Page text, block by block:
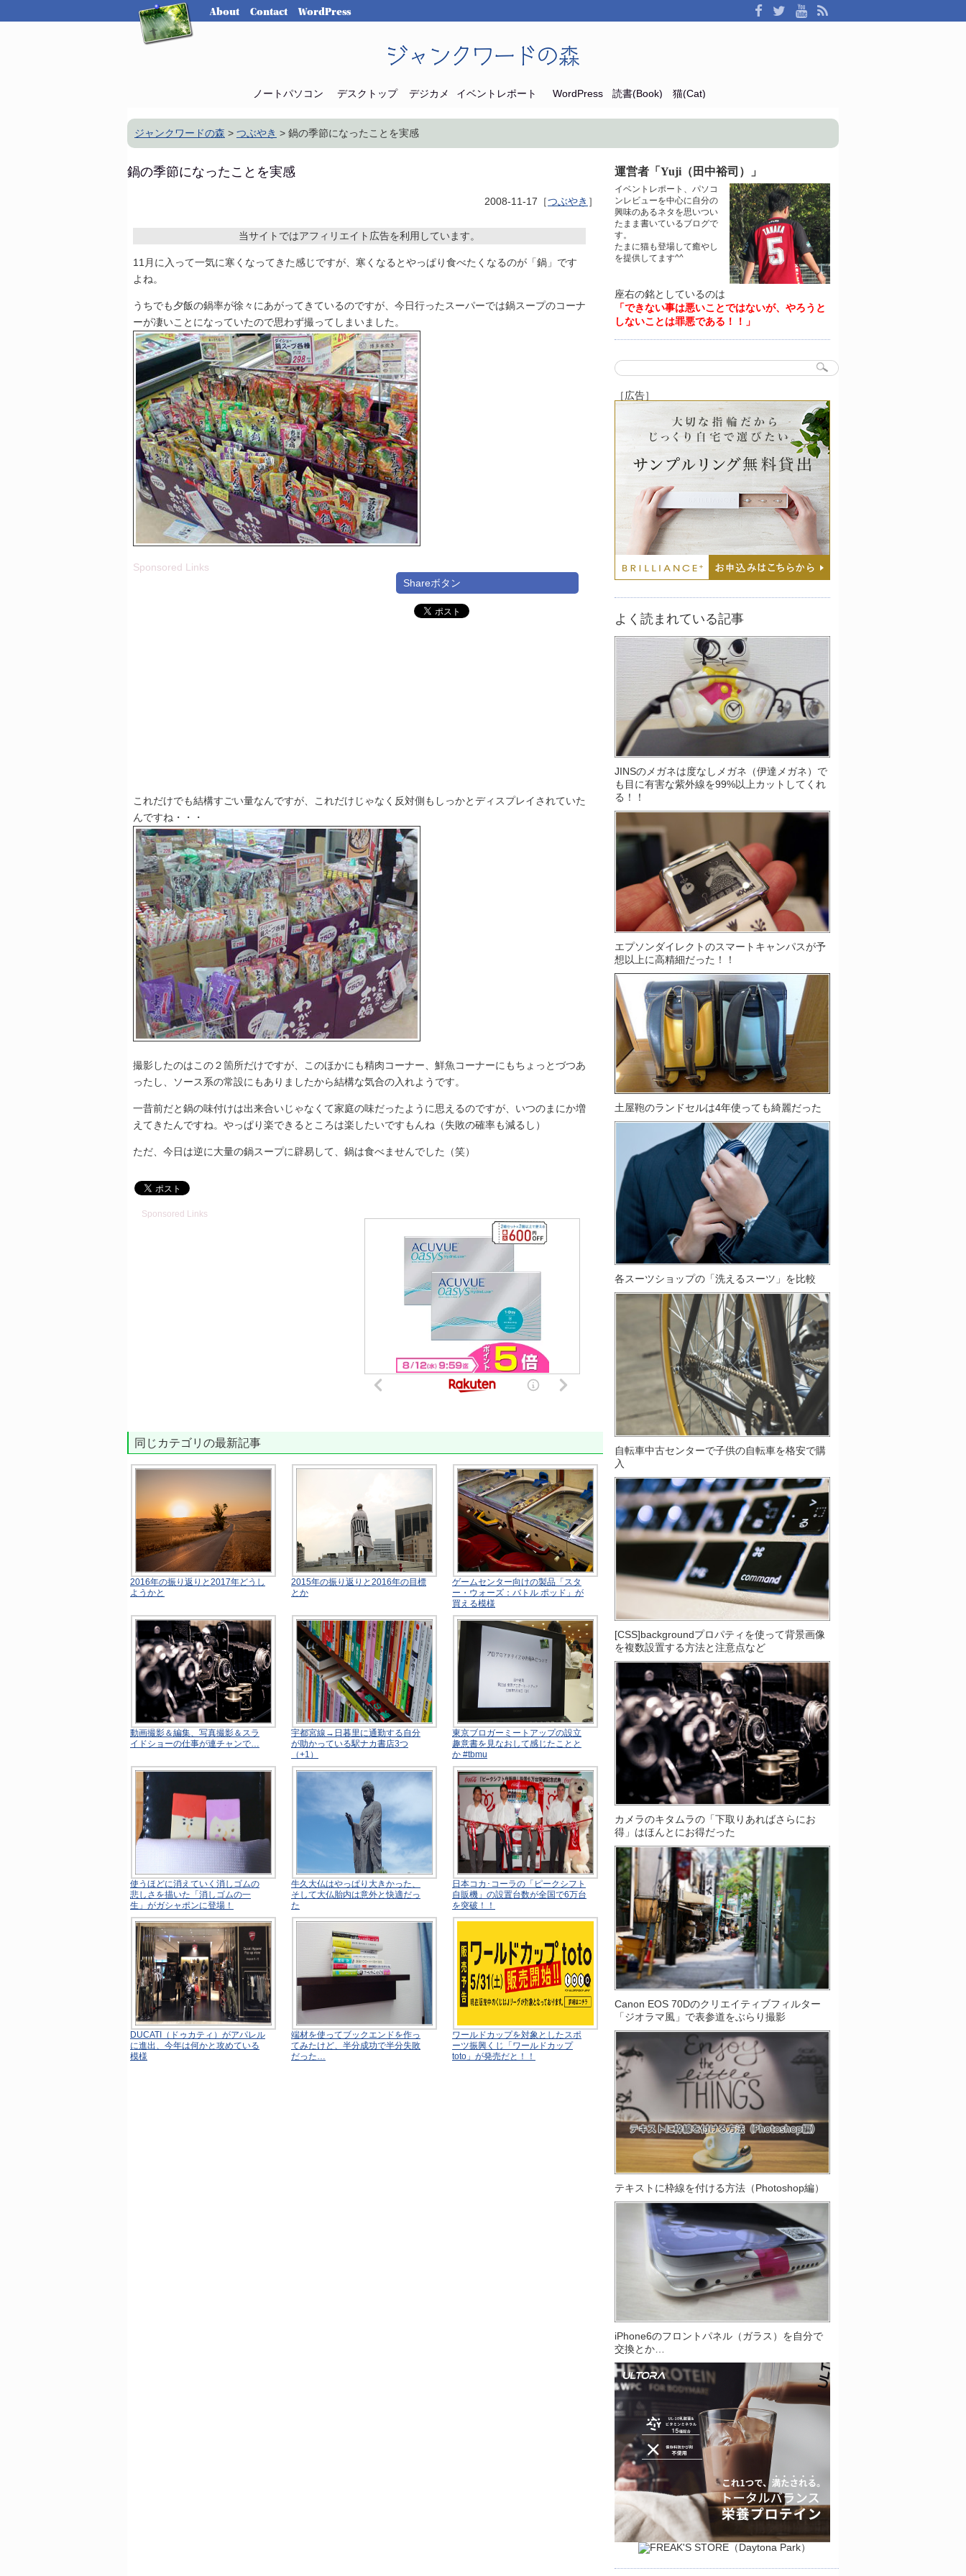
About Contact WordPress
ジャンクワードの森
ノートパソコン デスクトップ デジカメ イベントレポート WordPress 読書(Book) 猫(Cat)
ジャンクワードの森 > つぶやき > 鍋の季節になったことを実感
鍋の季節になったことを実感
2008-11-17［つぶやき ］
当サイトではアフィリエイト広告を利用しています。
11月に入って一気に寒くなってきた感じですが、寒くなるとやっぱり食べたくなるのが「鍋」です
よね。
うちでも夕飯の鍋率が徐々にあがってきているのですが、今日行ったスーパーでは鍋スープのコーナ
ーが凄いことになっていたので思わず撮ってしまいました。
Sponsored Links
Shareボタン
これだけでも結構すごい量なんですが、これだけじゃなく反対側もしっかとディスプレイされていた
んですね・・・
撮影したのはこの２箇所だけですが、このほかにも精肉コーナー、鮮魚コーナーにもちょっとづつあ
ったし、ソース系の常設にもありましたから結構な気合の入れようです。
一昔前だと鍋の味付けは出来合いじゃなくて家庭の味だったように思えるのですが、いつのまにか増
えてきたんですね。やっぱり楽できるところは楽したいですもんね（失敗の確率も減るし）
ただ、今日は逆に大量の鍋スープに辟易して、鍋は食べませんでした（笑）
Sponsored Links
同じカテゴリの最新記事
2016年の振り返りと2017年どうし
ようかと
2015年の振り返りと2016年の目標
とか
ゲームセンター向けの製品「スタ
ー・ウォーズ：バトル ポッド」が
買える模様
動画撮影＆編集、写真撮影＆スラ
イドショーの仕事が連チャンで…
宇都宮線→日暮里に通勤する自分
が助かっている駅ナカ書店3つ
（+1）
東京ブロガーミートアップの設立
趣意書を見なおして感じたことと
か #tbmu
使うほどに消えていく消しゴムの
悲しさを描いた「消しゴムの一
生」がガシャポンに登場！
牛久大仏はやっぱり大きかった、
そして大仏胎内は意外と快適だっ
た
日本コカ･コーラの「ピークシフト
自販機」の設置台数が全国で6万台
を突破！！
DUCATI（ドゥカティ）がアパレル
に進出、今年は何かと攻めている
模様
端材を使ってブックエンドを作っ
てみたけど、半分成功で半分失敗
だった…
ワールドカップを対象としたスポ
ーツ振興くじ「ワールドカップ
toto」が発売だと！！
運営者「Yuji（田中裕司）」
イベントレポート、パソコ
ンレビューを中心に自分の
興味のあるネタを思いつい
たまま書いているブログで
す。
たまに猫も登場して癒やし
を提供してます^^
座右の銘としているのは
「できない事は悪いことではないが、やろうと
しないことは罪悪である！！」
［広告］
よく読まれている記事
JINSのメガネは度なしメガネ（伊達メガネ）で
も目に有害な紫外線を99%以上カットしてくれ
る！！
エプソンダイレクトのスマートキャンパスが予
想以上に高精細だった！！
土屋鞄のランドセルは4年使っても綺麗だった
各スーツショップの「洗えるスーツ」を比較
自転車中古センターで子供の自転車を格安で購
入
[CSS]backgroundプロパティを使って背景画像
を複数設置する方法と注意点など
カメラのキタムラの「下取りあればさらにお
得」はほんとにお得だった
Canon EOS 70Dのクリエイティブフィルター
「ジオラマ風」で表参道をぶらり撮影
テキストに枠線を付ける方法（Photoshop編）
iPhone6のフロントパネル（ガラス）を自分で
交換とか…